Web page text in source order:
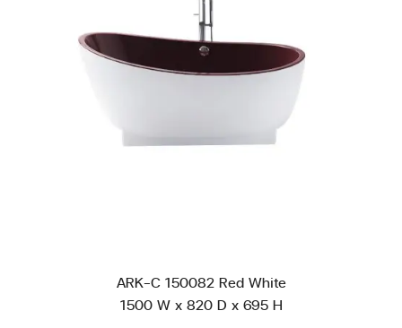
ARK-C 150082 Red White
1500 W x 820 D x 695 H